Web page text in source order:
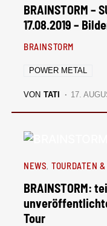
BRAINSTORM –
17.08.2019 –
BRAINSTORM
POWER METAL
VON TATI 17.
NEWS TOURDATEN
BRAINSTORM:
Tour